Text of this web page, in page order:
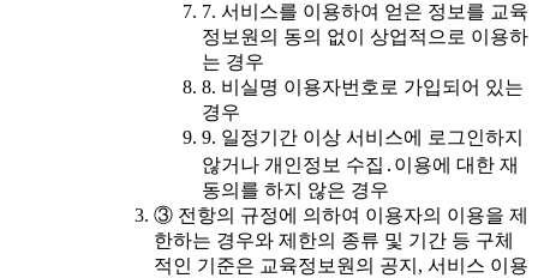
7. 서비스를 이용하여 얻은 정보를 교육
정보원의 동의 없이 상업적으로 이용하
는 경우
8. 비실명 이용자번호로 가입되어 있는
경우
9. 일정기간 이상 서비스에 로그인하지
않거나 개인정보 수집․이용에 대한 재
동의를 하지 않은 경우
③ 전항의 규정에 의하여 이용자의 이용을 제
한하는 경우와 제한의 종류 및 기간 등 구체
적인 기준은 교육정보원의 공지, 서비스 이용